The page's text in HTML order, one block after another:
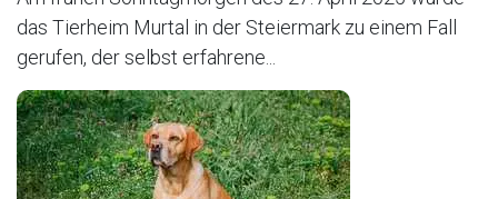
das Tierheim Murtal in der Steiermark zu einem Fall
gerufen, der selbst erfahrene...